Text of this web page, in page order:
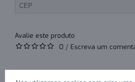
0 / Escreva um